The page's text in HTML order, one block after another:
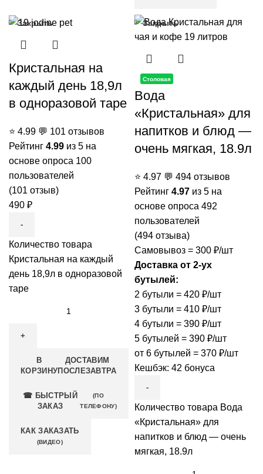
Закрыть
Кристальная на
каждый день 18,9л
в одноразовой таре
⭐ 4.99 💬 101 отзывов
Рейтинг 4.99 из 5 на
основе опроса 100
пользователей
(101 отзыв)
490 ₽
Количество товара
Кристальная на каждый
день 18,9л в одноразовой
таре
В
КОРЗИНУ
ДОСТАВИМ
ПОСЛЕЗАВТРА
☎ БЫСТРЫЙ
ЗАКАЗ
(ПО
ТЕЛЕФОНУ)
КАК ЗАКАЗАТЬ
(ВИДЕО)
Закрыть
Столовая
Вода
«Кристальная» для
напитков и блюд —
очень мягкая, 18.9л
⭐ 4.97 💬 494 отзывов
Рейтинг 4.97 из 5 на
основе опроса 492
пользователей
(494 отзыва)
Самовывоз = 300 ₽/шт
Доставка от 2-ух
бутылей:
2 бутыли = 420 ₽/шт
3 бутыли = 410 ₽/шт
4 бутыли = 390 ₽/шт
5 бутылей = 390 ₽/шт
от 6 бутылей = 370 ₽/шт
Кешбэк: 42 бонуса
Количество товара Вода
«Кристальная» для
напитков и блюд — очень
мягкая, 18.9л